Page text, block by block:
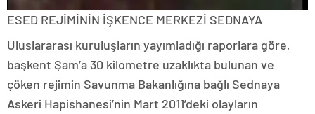
ESED REJİMİNİN İŞKENCE MERKEZİ SEDNAYA
Uluslararası kuruluşların yayımladığı raporlara göre,
başkent Şam’a 30 kilometre uzaklıkta bulunan ve
çöken rejimin Savunma Bakanlığına bağlı Sednaya
Askeri Hapishanesi’nin Mart 2011’deki olayların